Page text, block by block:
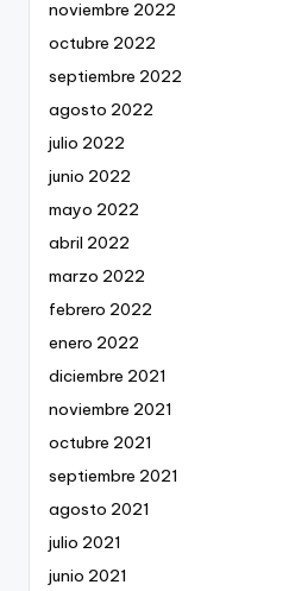
noviembre 2022
octubre 2022
septiembre 2022
agosto 2022
julio 2022
junio 2022
mayo 2022
abril 2022
marzo 2022
febrero 2022
enero 2022
diciembre 2021
noviembre 2021
octubre 2021
septiembre 2021
agosto 2021
julio 2021
junio 2021